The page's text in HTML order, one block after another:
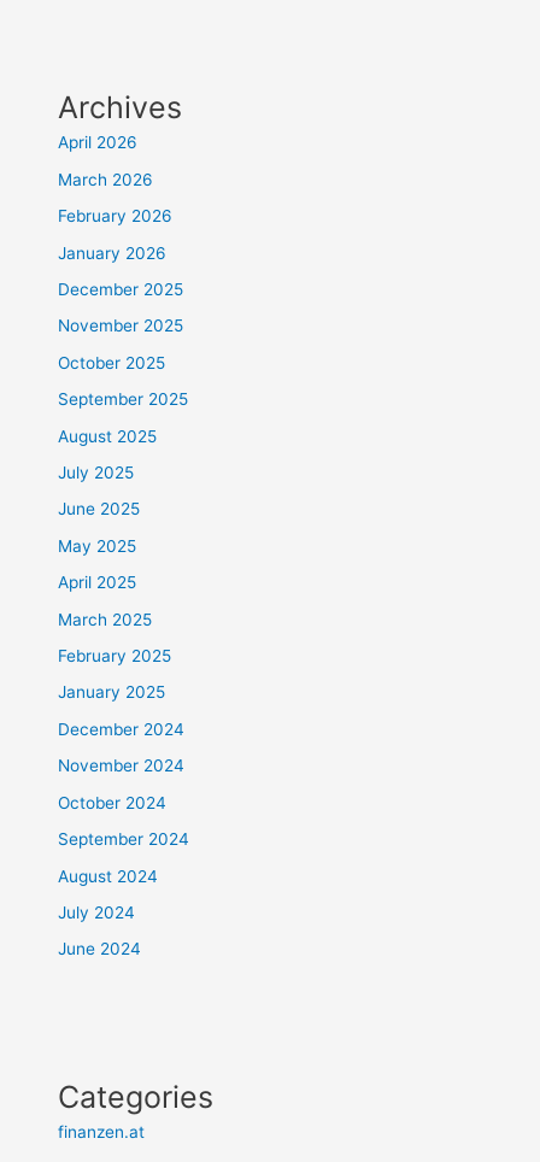
Archives
April 2026
March 2026
February 2026
January 2026
December 2025
November 2025
October 2025
September 2025
August 2025
July 2025
June 2025
May 2025
April 2025
March 2025
February 2025
January 2025
December 2024
November 2024
October 2024
September 2024
August 2024
July 2024
June 2024
Categories
finanzen.at